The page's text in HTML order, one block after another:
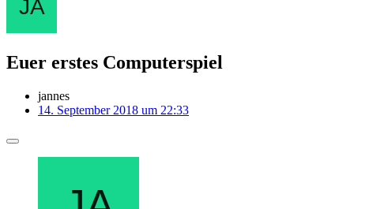
Euer erstes Computerspiel
jannes
14. September 2018 um 22:33